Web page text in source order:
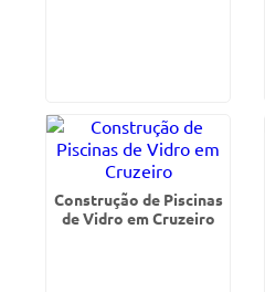
Construção de Piscinas
de Vidro em Cruzeiro